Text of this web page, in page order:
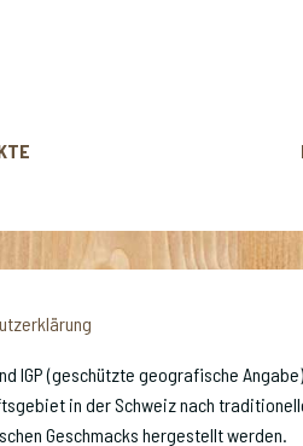
IGP (geschützte geografische Angabe)
in der Schweiz nach
Geschmacks hergestellt werden.